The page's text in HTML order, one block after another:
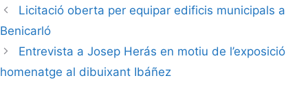
Licitació oberta per equipar edificis municipals a
Benicarló
Entrevista a Josep Herás en motiu de l’exposició
homenatge al dibuixant Ibáñez